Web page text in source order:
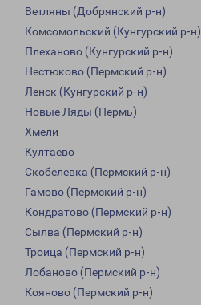
Ветляны (Добрянский р-н)
Комсомольский (Кунгурский р-н)
Плеханово (Кунгурский р-н)
Нестюково (Пермский р-н)
Ленск (Кунгурский р-н)
Новые Ляды (Пермь)
Хмели
Култаево
Скобелевка (Пермский р-н)
Гамово (Пермский р-н)
Кондратово (Пермский р-н)
Сылва (Пермский р-н)
Троица (Пермский р-н)
Лобаново (Пермский р-н)
Кояново (Пермский р-н)